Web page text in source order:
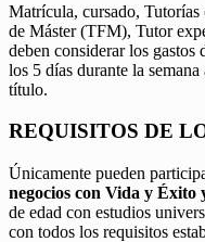
Matrícula, cursado,
de Máster (TFM), Tutor
deben considerar los gastos
los 5 días durante la
título.
REQUISITOS DE
Únicamente pueden
negocios con Vida y Éxito
de edad con estudios
con todos los requisitos